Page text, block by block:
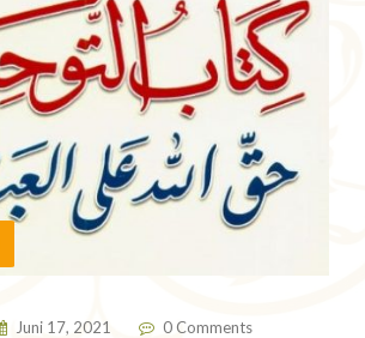
Juni 17, 2021 0 Comments